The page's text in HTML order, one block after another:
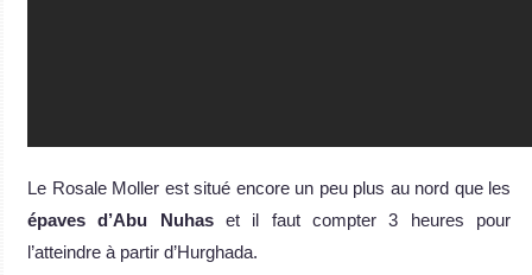
Le Rosale Moller est situé encore un peu plus au nord que les
épaves d’Abu Nuhaset il faut compter 3 heures pour
l’atteindre à partir d’Hurghada.